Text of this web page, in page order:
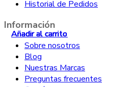
Añadir al carrito
Añadir al carrito
Añadir al carrito
Añadir al carrito
Añadir al carrito
Añadir al carrito
Historial de Pedidos
Información
Sobre nosotros
Blog
Nuestras Marcas
Preguntas frecuentes